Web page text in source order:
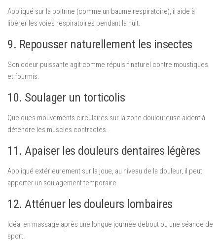
Appliqué sur la poitrine (comme un baume respiratoire), il aide à
libérer les voies respiratoires pendant la nuit.
9. Repousser naturellement les insectes
Son odeur puissante agit comme répulsif naturel contre moustiques
et fourmis.
10. Soulager un torticolis
Quelques mouvements circulaires sur la zone douloureuse aident à
détendre les muscles contractés.
11. Apaiser les douleurs dentaires légères
Appliqué extérieurement sur la joue, au niveau de la douleur, il peut
apporter un soulagement temporaire.
12. Atténuer les douleurs lombaires
Idéal en massage après une longue journée debout ou une séance de
sport.